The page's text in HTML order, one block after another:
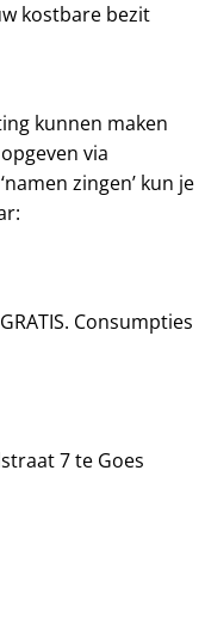
kostbare bezit
kunnen maken
via
zingen’ kun je
Consumpties
7 te Goes